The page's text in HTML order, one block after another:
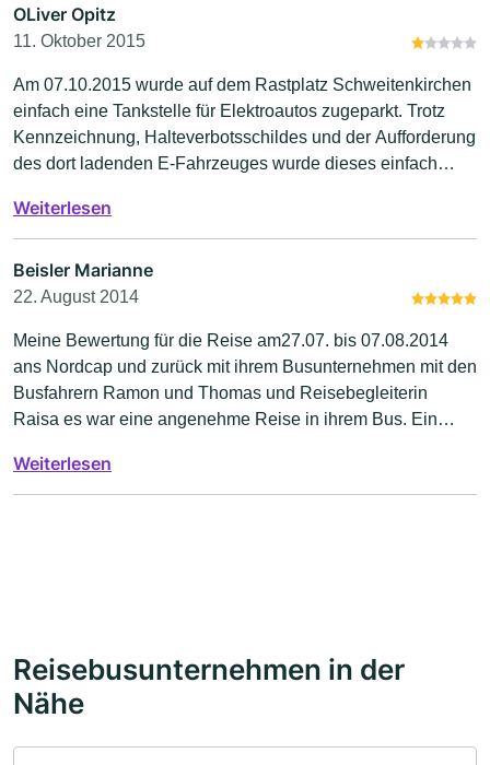
OLiver Opitz
11. Oktober 2015
Am 07.10.2015 wurde auf dem Rastplatz Schweitenkirchen
einfach eine Tankstelle für Elektroautos zugeparkt. Trotz
Kennzeichnung, Halteverbotsschildes und der Aufforderung
des dort ladenden E-Fahrzeuges wurde dieses einfach
nicht passieren! Den Bus dann nicht zu versetzten setzt
einem die Krone auf. Ich hoffe da folgt eine Schulung des
Personals!
Weiterlesen
Beisler Marianne
22. August 2014
Meine Bewertung für die Reise am27.07. bis 07.08.2014
ans Nordcap und zurück mit ihrem Busunternehmen mit den
Busfahrern Ramon und Thomas und Reisebegleiterin
Raisa es war eine angenehme Reise in ihrem Bus. Ein
gaben ihr Bestes für uns als Gäste, was das Fahren,
Betreuen,Unterhalten usw..betraf. Es war eine
Weiterlesen
Reisebusunternehmen in der
Nähe